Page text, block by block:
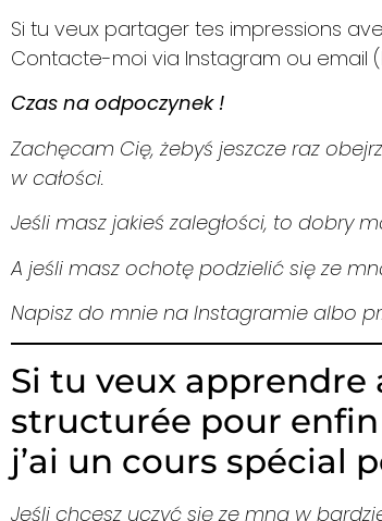
Si tu veux partager tes impressions
Contacte-moi via Instagram ou email
Czas na odpoczynek !
Zachęcam Cię, żebyś jeszcze raz
w całości.
Jeśli masz jakieś zaległości, to dobry
A jeśli masz ochotę podzielić się ze
Napisz do mnie na Instagramie albo
Si tu veux
structurée pour enfin
j’ai un cours spécial
Jeśli chcesz uczyć się ze mną w